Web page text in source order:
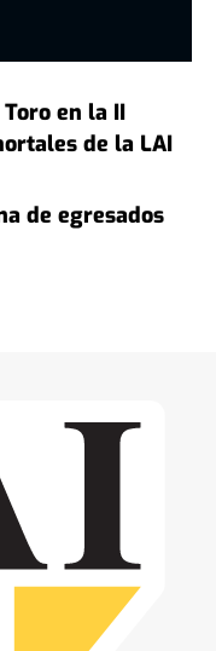
en la II
de la LAI
de egresados